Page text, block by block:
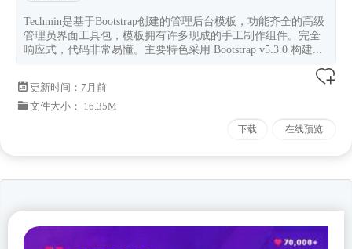
Techmin是基于Bootstrap创建的管理后台模板，功能齐全的高级
管理员界面工具包，模板拥有许多现成的手工制作组件。完全
响应式，代码非常易懂。主要特色采用 Bootstrap v5.3.0 构建...
更新时间： 7月前
文件大小： 16.35M
下载 在线预览